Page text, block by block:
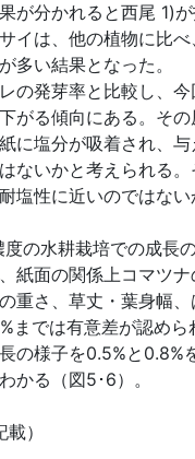
が分かれると西尾 1)
イは、他の植物に比
多い結果となった。
の発芽率と比較し、今
がる傾向にある。そ
に塩分が吸着され、与
ないかと考えられる
塩性に近いのではない
の水耕栽培での成長
紙面の関係上コマツナ
重さ、草丈・葉身幅
までは有意差が認め
の様子を0.5%と0.8%
かる（図5･6）。
）